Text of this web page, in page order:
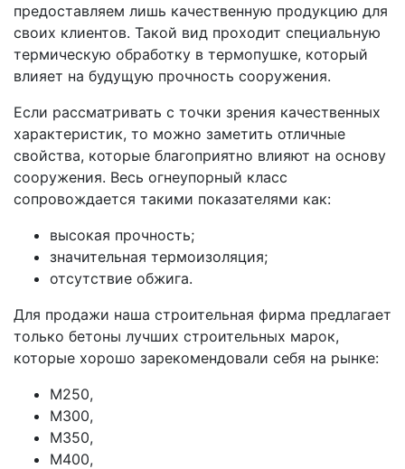
предоставляем лишь качественную продукцию для
своих клиентов. Такой вид проходит специальную
термическую обработку в термопушке, который
влияет на будущую прочность сооружения.
Если рассматривать с точки зрения качественных
характеристик, то можно заметить отличные
свойства, которые благоприятно влияют на основу
сооружения. Весь огнеупорный класс
сопровождается такими показателями как:
высокая прочность;
значительная термоизоляция;
отсутствие обжига.
Для продажи наша строительная фирма предлагает
только бетоны лучших строительных марок,
которые хорошо зарекомендовали себя на рынке:
М250,
М300,
М350,
М400,